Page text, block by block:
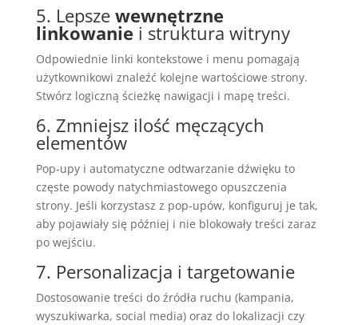
5. Lepsze wewnętrzne
linkowanie i struktura witryny
Odpowiednie linki kontekstowe i menu pomagają
użytkownikowi znaleźć kolejne wartościowe strony.
Stwórz logiczną ścieżkę nawigacji i mapę treści.
6. Zmniejsz ilość męczących
elementów
Pop-upy i automatyczne odtwarzanie dźwięku to
częste powody natychmiastowego opuszczenia
strony. Jeśli korzystasz z pop-upów, konfiguruj je tak,
aby pojawiały się później i nie blokowały treści zaraz
po wejściu.
7. Personalizacja i targetowanie
Dostosowanie treści do źródła ruchu (kampania,
wyszukiwarka, social media) oraz do lokalizacji czy